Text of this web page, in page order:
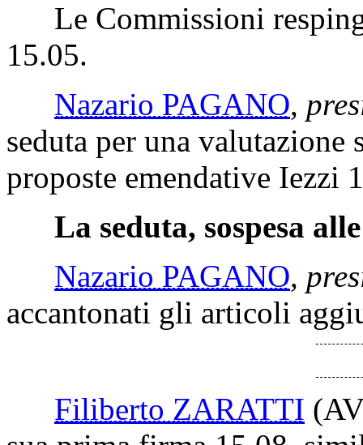
Le Commissioni
15.05.
Nazario PAGANO,
seduta per una valutazione
proposte emendative Iezzi
La seduta, sospesa
Nazario PAGANO,
accantonati gli articoli
Filiberto ZARATTI